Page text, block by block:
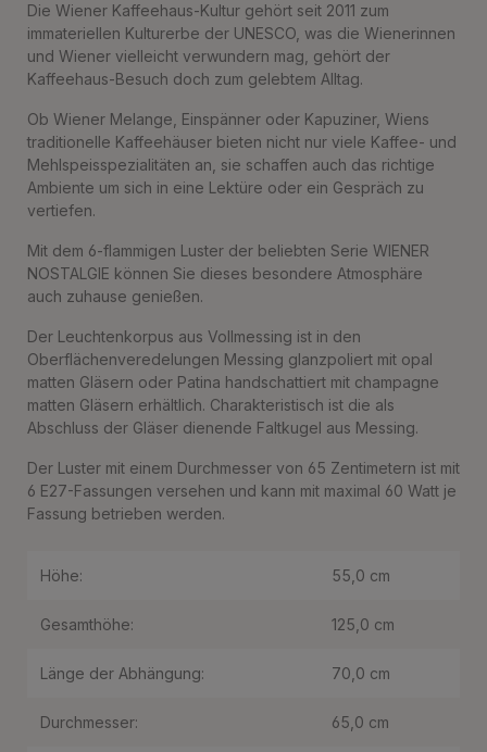
Die Wiener Kaffeehaus-Kultur gehört seit 2011 zum
immateriellen Kulturerbe der UNESCO, was die Wienerinnen
und Wiener vielleicht verwundern mag, gehört der
Kaffeehaus-Besuch doch zum gelebtem Alltag.
Ob Wiener Melange, Einspänner oder Kapuziner, Wiens
traditionelle Kaffeehäuser bieten nicht nur viele Kaffee- und
Mehlspeisspezialitäten an, sie schaffen auch das richtige
Ambiente um sich in eine Lektüre oder ein Gespräch zu
vertiefen.
Mit dem 6-flammigen Luster der beliebten Serie WIENER
NOSTALGIE können Sie dieses besondere Atmosphäre
auch zuhause genießen.
Der Leuchtenkorpus aus Vollmessing ist in den
Oberflächenveredelungen Messing glanzpoliert mit opal
matten Gläsern oder Patina handschattiert mit champagne
matten Gläsern erhältlich. Charakteristisch ist die als
Abschluss der Gläser dienende Faltkugel aus Messing.
Der Luster mit einem Durchmesser von 65 Zentimetern ist mit
6 E27-Fassungen versehen und kann mit maximal 60 Watt je
Fassung betrieben werden.
Höhe: 55,0 cm
Gesamthöhe: 125,0 cm
Länge der Abhängung: 70,0 cm
Durchmesser: 65,0 cm